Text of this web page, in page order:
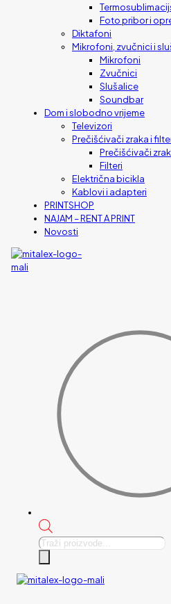
Foto pribor i
Diktafoni
Mikrofoni, zvučnici i
Mikrofoni
Zvučnici
Slušalice
Soundbar
Dom i slobodno vrijeme
Televizori
Prečišćivači zraka i
Prečišćivači
Filteri
Električna bicikla
Kablovi i adapteri
PRINTSHOP
NAJAM – RENT A PRINT
Novosti
Products